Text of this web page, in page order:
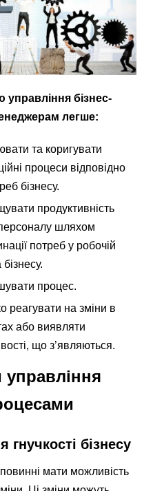
бізнес-
легше:
та коригувати
процеси відповідно
бізнесу.
продуктивність
шляхом
потреб у робочій
бізнесу.
процес.
реагувати на зміни в
або виявляти
що з’являються.
управління
гнучкості бізнесу
мати можливість